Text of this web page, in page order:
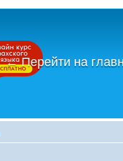
←Перейти на